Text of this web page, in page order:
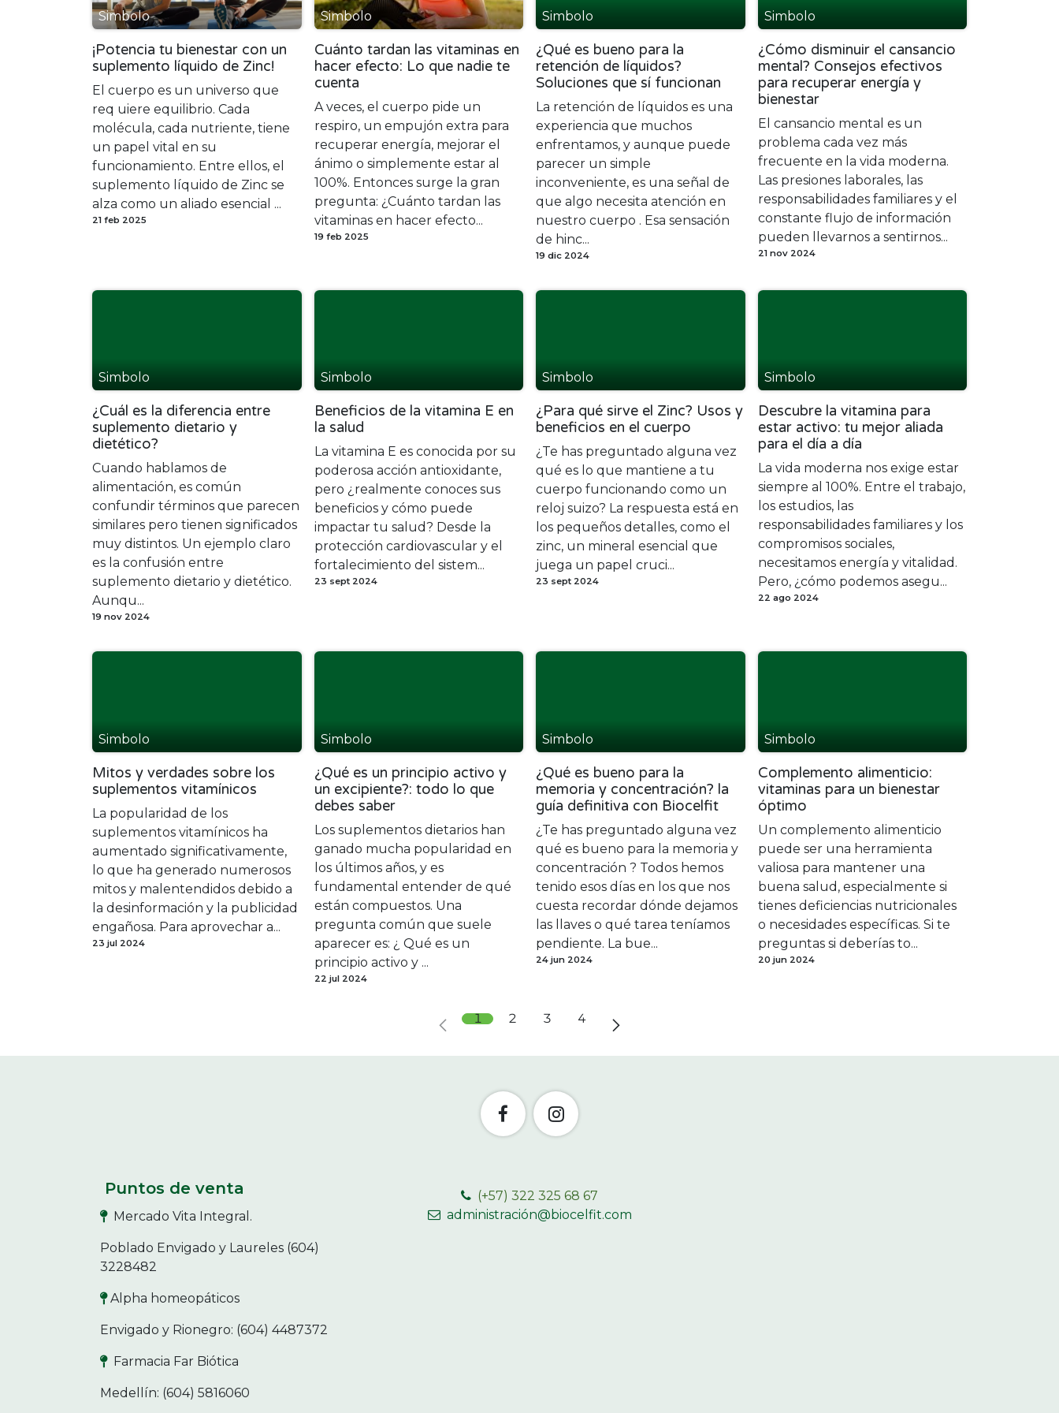
Simbolo
¡Potencia tu bienestar con un
suplemento líquido de Zinc!
El cuerpo es un universo que
req uiere equilibrio. Cada
molécula, cada nutriente, tiene
un papel vital en su
funcionamiento. Entre ellos, el
suplemento líquido de Zinc se
alza como un aliado esencial ...
21 feb 2025
Simbolo
Cuánto tardan las vitaminas en
hacer efecto: Lo que nadie te
cuenta
A veces, el cuerpo pide un
respiro, un empujón extra para
recuperar energía, mejorar el
ánimo o simplemente estar al
100%. Entonces surge la gran
pregunta: ¿Cuánto tardan las
vitaminas en hacer efecto...
19 feb 2025
Simbolo
¿Qué es bueno para la
retención de líquidos?
Soluciones que sí funcionan
La retención de líquidos es una
experiencia que muchos
enfrentamos, y aunque puede
parecer un simple
inconveniente, es una señal de
que algo necesita atención en
nuestro cuerpo . Esa sensación
de hinc...
19 dic 2024
Simbolo
¿Cómo disminuir el cansancio
mental? Consejos efectivos
para recuperar energía y
bienestar
El cansancio mental es un
problema cada vez más
frecuente en la vida moderna.
Las presiones laborales, las
responsabilidades familiares y el
constante flujo de información
pueden llevarnos a sentirnos...
21 nov 2024
Simbolo
¿Cuál es la diferencia entre
suplemento dietario y
dietético?
Cuando hablamos de
alimentación, es común
confundir términos que parecen
similares pero tienen significados
muy distintos. Un ejemplo claro
es la confusión entre
suplemento dietario y dietético.
Aunqu...
19 nov 2024
Simbolo
Beneficios de la vitamina E en
la salud
La vitamina E es conocida por su
poderosa acción antioxidante,
pero ¿realmente conoces sus
beneficios y cómo puede
impactar tu salud? Desde la
protección cardiovascular y el
fortalecimiento del sistem...
23 sept 2024
Simbolo
¿Para qué sirve el Zinc? Usos y
beneficios en el cuerpo
¿Te has preguntado alguna vez
qué es lo que mantiene a tu
cuerpo funcionando como un
reloj suizo? La respuesta está en
los pequeños detalles, como el
zinc, un mineral esencial que
juega un papel cruci...
23 sept 2024
Simbolo
Descubre la vitamina para
estar activo: tu mejor aliada
para el día a día
La vida moderna nos exige estar
siempre al 100%. Entre el trabajo,
los estudios, las
responsabilidades familiares y los
compromisos sociales,
necesitamos energía y vitalidad.
Pero, ¿cómo podemos asegu...
22 ago 2024
Simbolo
Mitos y verdades sobre los
suplementos vitamínicos
La popularidad de los
suplementos vitamínicos ha
aumentado significativamente,
lo que ha generado numerosos
mitos y malentendidos debido a
la desinformación y la publicidad
engañosa. Para aprovechar a...
23 jul 2024
Simbolo
¿Qué es un principio activo y
un excipiente?: todo lo que
debes saber
Los suplementos dietarios han
ganado mucha popularidad en
los últimos años, y es
fundamental entender de qué
están compuestos. Una
pregunta común que suele
aparecer es: ¿ Qué es un
principio activo y ...
22 jul 2024
Simbolo
¿Qué es bueno para la
memoria y concentración? la
guía definitiva con Biocelfit
¿Te has preguntado alguna vez
qué es bueno para la memoria y
concentración ? Todos hemos
tenido esos días en los que nos
cuesta recordar dónde dejamos
las llaves o qué tarea teníamos
pendiente. La bue...
24 jun 2024
Simbolo
Complemento alimenticio:
vitaminas para un bienestar
óptimo
Un complemento alimenticio
puede ser una herramienta
valiosa para mantener una
buena salud, especialmente si
tienes deficiencias nutricionales
o necesidades específicas. Si te
preguntas si deberías to...
20 jun 2024
1 2 3 4
Puntos de venta
Mercado Vita Integral.
Poblado Envigado y Laureles (604)
3228482
Alpha homeopáticos
Envigado y Rionegro: (604) 4487372
Farmacia Far Biótica
Medellín: (604) 5816060
(+57) 322 325 68 67
administración@biocelfit.com